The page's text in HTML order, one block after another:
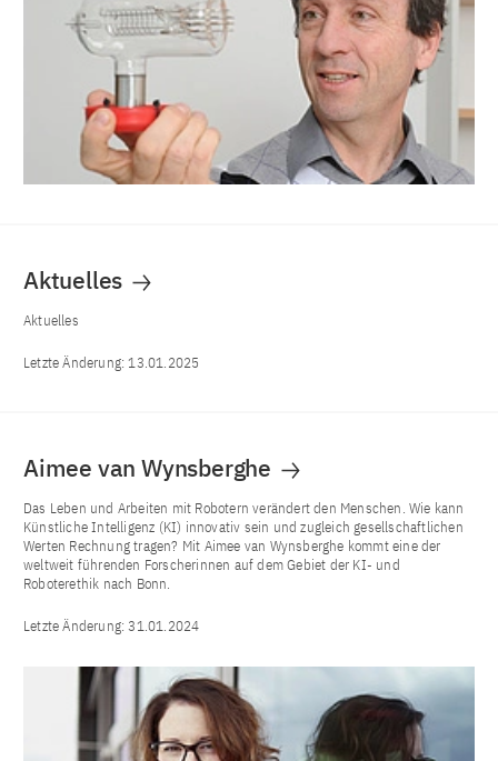
Aktuelles
Aktuelles
Letzte Änderung:13.01.2025
Aimee van Wynsberghe
Das Leben und Arbeiten mit Robotern verändert den Menschen. Wie kann
Künstliche Intelligenz (KI) innovativ sein und zugleich gesellschaftlichen
Werten Rechnung tragen? Mit Aimee van Wynsberghe kommt eine der
weltweit führenden Forscherinnen auf dem Gebiet der KI- und
Roboterethik nach Bonn.
Letzte Änderung:31.01.2024